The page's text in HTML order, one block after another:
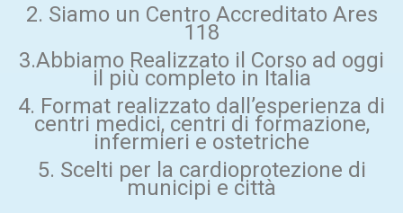
2. Siamo un Centro Accreditato Ares
118
3.Abbiamo Realizzato il Corso ad oggi
il più completo in Italia
4. Format realizzato dall’esperienza di
centri medici, centri di formazione,
infermieri e ostetriche
5. Scelti per la cardioprotezione di
municipi e città